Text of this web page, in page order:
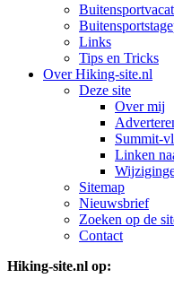
Links
Tips en Tricks
Over Hiking-site.nl
Deze site
Over mij
Summit-
Linken
Sitemap
Nieuwsbrief
Zoeken op de
Contact
Hiking-site.nl op: